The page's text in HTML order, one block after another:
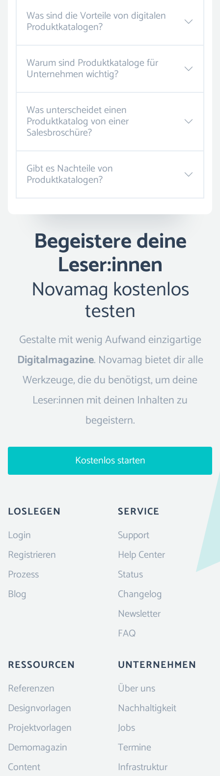
Was sind die Vorteile von digitalen
Produktkatalogen?
Warum sind Produktkataloge für
Unternehmen wichtig?
Was unterscheidet einen
Produktkatalog von einer
Salesbroschüre?
Gibt es Nachteile von
Produktkatalogen?
Begeistere deine
Leser:innen
Novamag kostenlos
testen
Gestalte mit wenig Aufwand einzigartige
Digitalmagazine. Novamag bietet dir alle
Werkzeuge, die du benötigst, um deine
Leser:innen mit deinen Inhalten zu
begeistern.
Kostenlos starten
LOSLEGEN
Login
Registrieren
Prozess
Blog
SERVICE
Support
Help Center
Status
Changelog
Newsletter
FAQ
RESSOURCEN
Referenzen
Designvorlagen
Projektvorlagen
Demomagazin
Content
UNTERNEHMEN
Über uns
Nachhaltigkeit
Jobs
Termine
Infrastruktur